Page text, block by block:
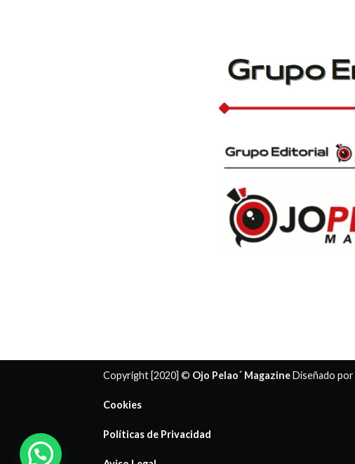
Copyright [2020] © Ojo Pelao´ MagazineDiseñado por
Cookies
Políticas de Privacidad